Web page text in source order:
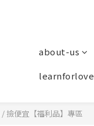
about-us
learnforlove
/撿便宜【福利品】專區